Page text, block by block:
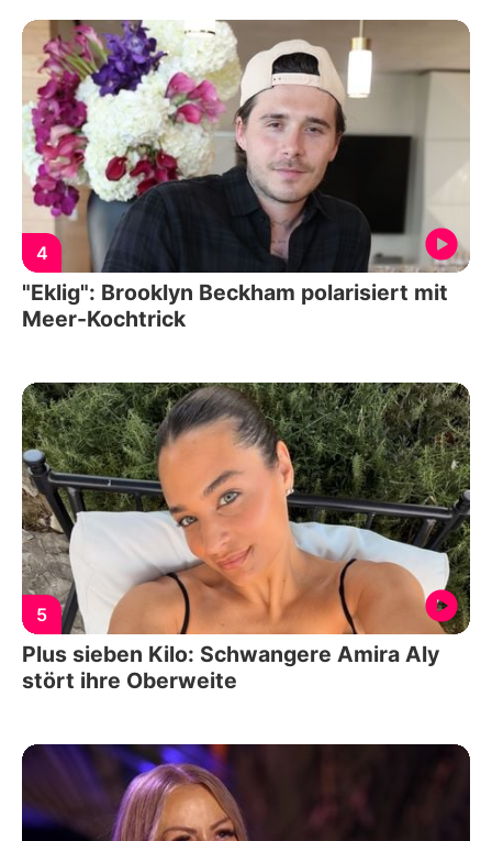
4
"Eklig": Brooklyn Beckham polarisiert mit
Meer-Kochtrick
5
Plus sieben Kilo: Schwangere Amira Aly
stört ihre Oberweite